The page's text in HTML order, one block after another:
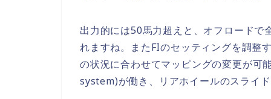
出力的には50馬力超えと、オフロード
れますね。またFIのセッティングを調整
の状況に合わせてマッピングの変更が
system)が働き、リアホイールのスライ